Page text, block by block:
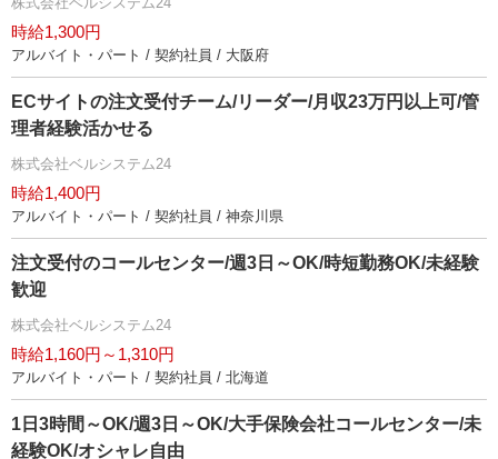
時給1,300円
アルバイト・パート / 契約社員 / 大阪府
ECサイトの注文受付チーム/リーダー/月収23万円以上可/管
理者経験活かせる
株式会社ベルシステム24
時給1,400円
アルバイト・パート / 契約社員 / 神奈川県
注文受付のコールセンター/週3日～OK/時短勤務OK/未経験
歓迎
株式会社ベルシステム24
時給1,160円～1,310円
アルバイト・パート / 契約社員 / 北海道
1日3時間～OK/週3日～OK/大手保険会社コールセンター/未
経験OK/オシャレ自由